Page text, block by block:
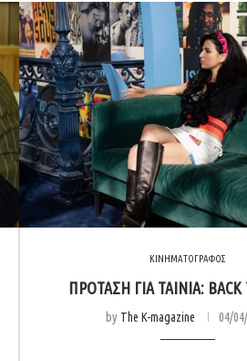
ΚΙΝΗΜΑΤΟΓΡΑΦΟΣ
ΠΡΟΤΑΣΗ ΓΙΑ ΤΑΙΝΙΑ: BACK
by The K-magazine 04/